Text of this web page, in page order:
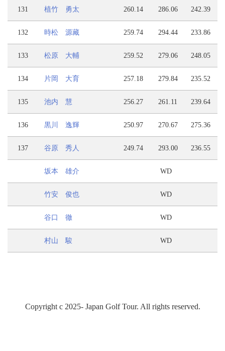
131 植竹 勇太 260.14 286.06 242.39
132 時松 源藏 259.74 294.44 233.86
133 松原 大輔 259.52 279.06 248.05
134 片岡 大育 257.18 279.84 235.52
135 池内 慧 256.27 261.11 239.64
136 黒川 逸輝 250.97 270.67 275.36
137 谷原 秀人 249.74 293.00 236.55
坂本 雄介 WD
竹安 俊也 WD
谷口 徹 WD
村山 駿 WD
Copyright c 2025- Japan Golf Tour. All rights reserved.